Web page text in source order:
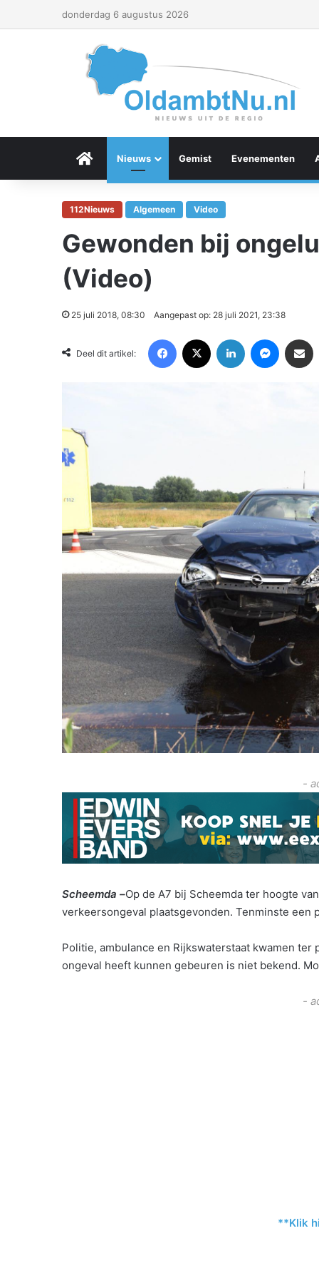
donderdag 6 augustus 2026
Menu Item
Nieuws Gemist Evenementen
112Nieuws Algemeen Video
Gewonden bij
(Video)
25 juli 2018, 08:30 Aangepast op: 28 juli 2021, 23:38
Deel dit artikel:
-
Scheemda –Op de A7 bij Scheemda ter hoogte
verkeersongeval plaatsgevonden. Tenminste een
Politie, ambulance en Rijkswaterstaat kwamen
ongeval heeft kunnen gebeuren is niet bekend.
-
**Klik